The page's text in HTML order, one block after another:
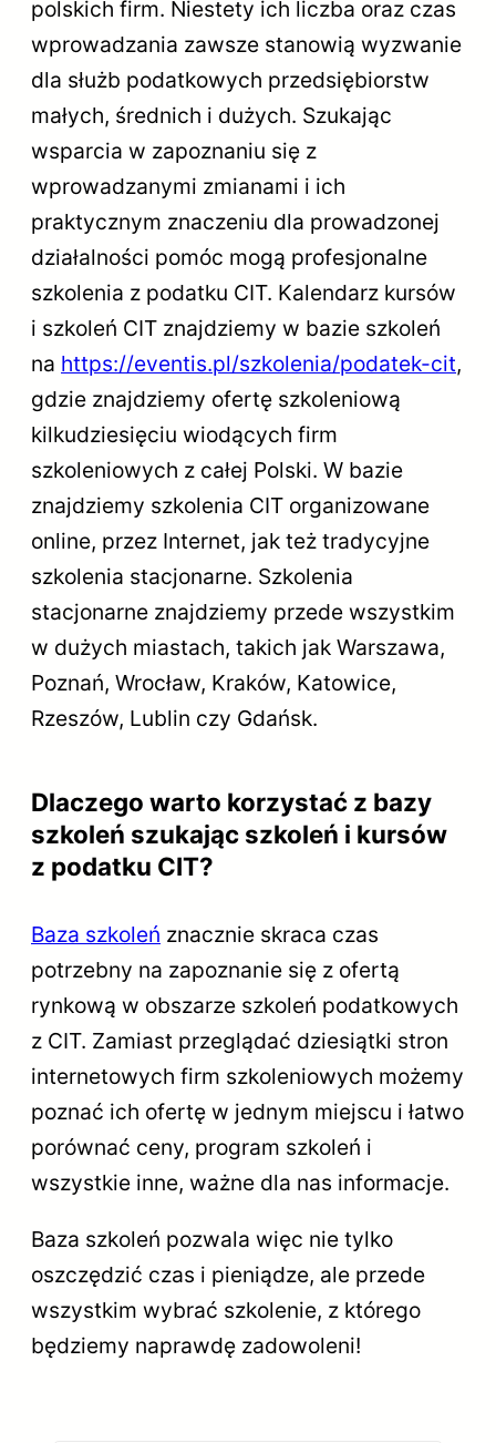
polskich firm. Niestety ich liczba oraz czas
wprowadzania zawsze stanowią wyzwanie
dla służb podatkowych przedsiębiorstw
małych, średnich i dużych. Szukając
wsparcia w zapoznaniu się z
wprowadzanymi zmianami i ich
praktycznym znaczeniu dla prowadzonej
działalności pomóc mogą profesjonalne
szkolenia z podatku CIT. Kalendarz kursów
i szkoleń CIT znajdziemy w bazie szkoleń
na https://eventis.pl/szkolenia/podatek-cit,
gdzie znajdziemy ofertę szkoleniową
kilkudziesięciu wiodących firm
szkoleniowych z całej Polski. W bazie
znajdziemy szkolenia CIT organizowane
online, przez Internet, jak też tradycyjne
szkolenia stacjonarne. Szkolenia
stacjonarne znajdziemy przede wszystkim
w dużych miastach, takich jak Warszawa,
Poznań, Wrocław, Kraków, Katowice,
Rzeszów, Lublin czy Gdańsk.
Dlaczego warto korzystać z bazy
szkoleń szukając szkoleń i kursów
z podatku CIT?
Baza szkoleń znacznie skraca czas
potrzebny na zapoznanie się z ofertą
rynkową w obszarze szkoleń podatkowych
z CIT. Zamiast przeglądać dziesiątki stron
internetowych firm szkoleniowych możemy
poznać ich ofertę w jednym miejscu i łatwo
porównać ceny, program szkoleń i
wszystkie inne, ważne dla nas informacje.
Baza szkoleń pozwala więc nie tylko
oszczędzić czas i pieniądze, ale przede
wszystkim wybrać szkolenie, z którego
będziemy naprawdę zadowoleni!